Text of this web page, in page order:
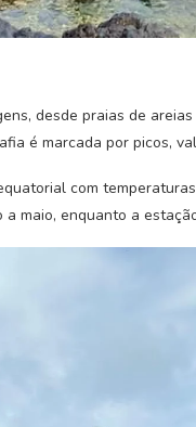
desde praias de
é marcada por picos,
com
maio, enquanto a